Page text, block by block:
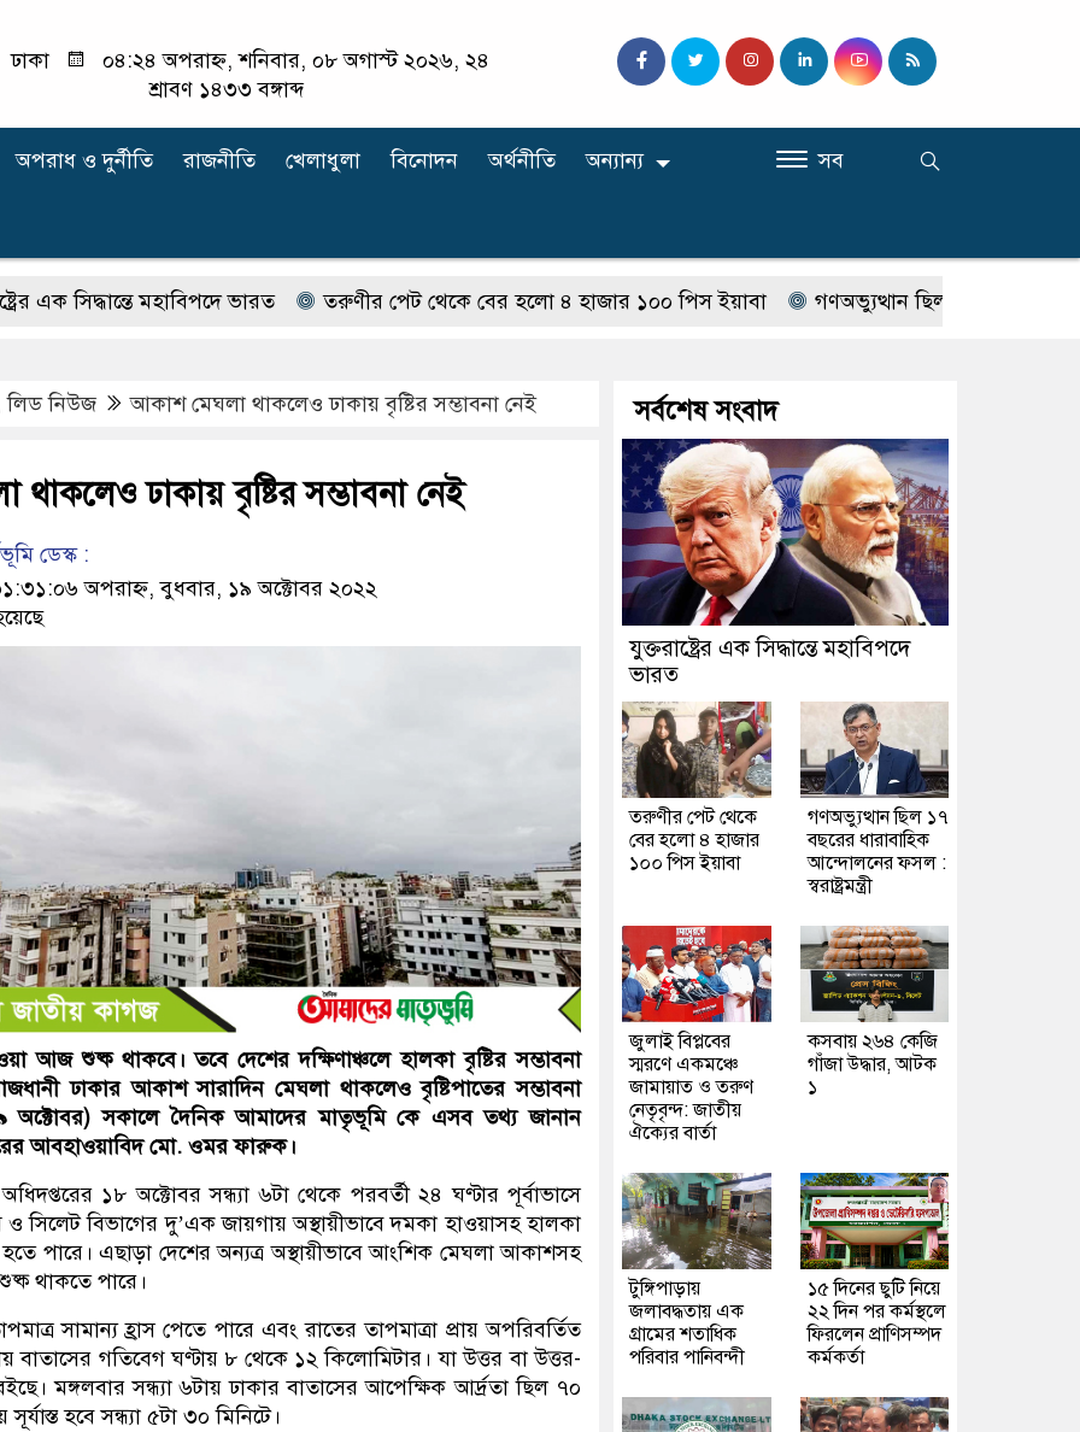
ঢাকা
০৪:২৪ অপরাহ্ন, শনিবার, ০৮ অগাস্ট ২০২৬, ২৪
শ্রাবণ ১৪৩৩ বঙ্গাব্দ
অপরাধ ‍ও দুর্নীতি রাজনীতি খেলাধুলা বিনোদন অর্থনীতি অন্যান্য সব
সিদ্ধান্তে মহাবিপদে ভারত তরুণীর পেট থেকে বের হলো ৪ হাজার ১০০ পিস ইয়াবা গণঅভ্যুত্থান ছিল ১৭ বছরের ধারাবাহিক
লিড নিউজ আকাশ মেঘলা থাকলেও ঢাকায় বৃষ্টির সম্ভাবনা নেই
ঢাকায় বৃষ্টির সম্ভাবনা নেই
ডেস্ক :
অপরাহ্ন, বুধবার, ১৯ অক্টোবর ২০২২
আজ শুষ্ক থাকবে। তবে দেশের দক্ষিণাঞ্চলে হালকা বৃষ্টির সম্ভাবনা
ঢাকার আকাশ সারাদিন মেঘলা থাকলেও বৃষ্টিপাতের সম্ভাবনা
অক্টোবর) সকালে দৈনিক আমাদের মাতৃভূমি কে এসব তথ্য জানান
আবহাওয়াবিদ মো. ওমর ফারুক।
১৮ অক্টোবর সন্ধ্যা ৬টা থেকে পরবর্তী ২৪ ঘণ্টার পূর্বাভাসে
ও সিলেট বিভাগের দু’এক জায়গায় অস্থায়ীভাবে দমকা হাওয়াসহ হালকা
হতে পারে। এছাড়া দেশের অন্যত্র অস্থায়ীভাবে আংশিক মেঘলা আকাশসহ
থাকতে পারে।
সামান্য হ্রাস পেতে পারে এবং রাতের তাপমাত্রা প্রায় অপরিবর্তিত
বাতাসের গতিবেগ ঘণ্টায় ৮ থেকে ১২ কিলোমিটার। যা উত্তর বা উত্তর-
মঙ্গলবার সন্ধ্যা ৬টায় ঢাকার বাতাসের আপেক্ষিক আর্দ্রতা ছিল ৭০
হবে সন্ধ্যা ৫টা ৩০ মিনিটে।
সর্বশেষ সংবাদ
যুক্তরাষ্ট্রের এক সিদ্ধান্তে মহাবিপদে
ভারত
তরুণীর পেট থেকে
বের হলো ৪ হাজার
১০০ পিস ইয়াবা
গণঅভ্যুত্থান ছিল ১৭
বছরের ধারাবাহিক
আন্দোলনের ফসল :
স্বরাষ্ট্রমন্ত্রী
জুলাই বিপ্লবের
স্মরণে একমঞ্চে
জামায়াত ও তরুণ
নেতৃবৃন্দ: জাতীয়
ঐক্যের বার্তা
কসবায় ২৬৪ কেজি
গাঁজা উদ্ধার, আটক
১
টুঙ্গিপাড়ায়
জলাবদ্ধতায় এক
গ্রামের শতাধিক
পরিবার পানিবন্দী
১৫ দিনের ছুটি নিয়ে
২২ দিন পর কর্মস্থলে
ফিরলেন প্রাণিসম্পদ
কর্মকর্তা